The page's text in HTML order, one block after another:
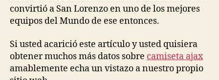
convirtió a San Lorenzo en uno de los mejores
equipos del Mundo de ese entonces.
Si usted acarició este artículo y usted quisiera
obtener muchos más datos sobre camiseta ajax
amablemente echa un vistazo a nuestro propio